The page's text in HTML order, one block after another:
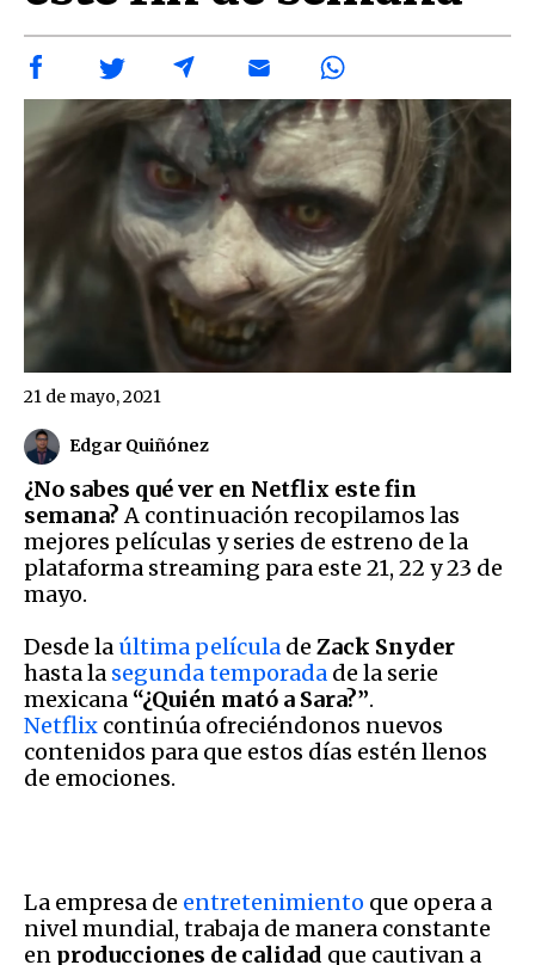
Edgar Quiñónez
21 de mayo, 2021
¿No sabes qué ver en Netflix este fin
semana?A continuación recopilamos las
mejores películas y series de estreno de la
plataforma streaming para este 21, 22 y 23 de
mayo.
Desde la última película de Zack Snyder
hasta la segunda temporada de la serie
mexicana “¿Quién mató a Sara?”.
Netflix continúa ofreciéndonos nuevos
contenidos para que estos días estén llenos
de emociones.
La empresa de entretenimiento que opera a
nivel mundial, trabaja de manera constante
en producciones de calidad que cautivan a